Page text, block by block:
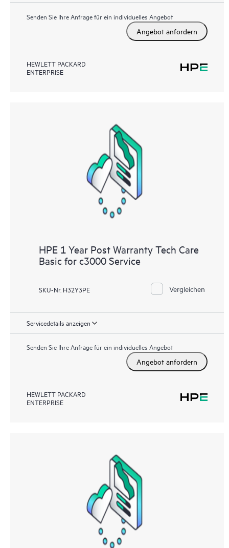
Senden Sie Ihre Anfrage für ein individuelles Angebot
Angebot anfordern
HEWLETT PACKARD
ENTERPRISE
HPE 1 Year Post Warranty Tech Care
Basic for c3000 Service
SKU-Nr. H32Y3PE Vergleichen
Servicedetails anzeigen
Senden Sie Ihre Anfrage für ein individuelles Angebot
Angebot anfordern
HEWLETT PACKARD
ENTERPRISE